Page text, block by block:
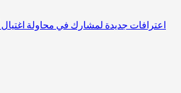
اعترافات جديدة لمشارك في محاولة